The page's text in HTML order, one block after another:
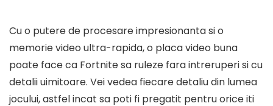
Cu o putere de procesare impresionanta si o
memorie video ultra-rapida, o placa video buna
poate face ca Fortnite sa ruleze fara intreruperi si cu
detalii uimitoare. Vei vedea fiecare detaliu din lumea
jocului, astfel incat sa poti fi pregatit pentru orice iti